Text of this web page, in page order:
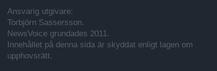
Ansvarig utgivare:
Torbjörn Sassersson.
NewsVoice grundades 2011.
Innehållet på denna sida är skyddat enligt lagen om
upphovsrätt.